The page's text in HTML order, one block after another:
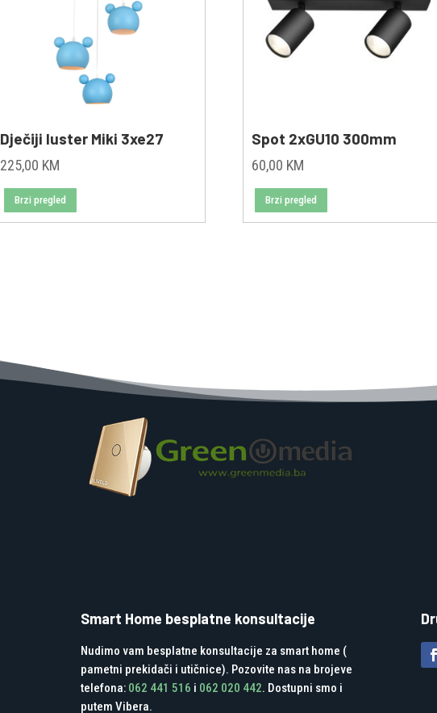
Dječiji luster Miki 3xe27
225,00 KM
Brzi pregled
Spot 2xGU10 300mm
60,00 KM
Brzi pregled
Smart Home besplatne konsultacije
Nudimo vam besplatne konsultacije za smart home (
pametni prekidači i utičnice). Pozovite nas na brojeve
telefona: 062 441 516 i 062 020 442. Dostupni smo i
putem Vibera.